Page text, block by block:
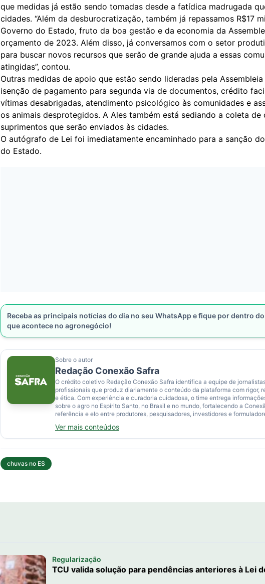
que medidas já estão sendo tomadas desde a fatídica madrugada
cidades. “Além da desburocratização, também já repassamos R$17
Governo do Estado, fruto da boa gestão e da economia da
orçamento de 2023. Além disso, já conversamos com o setor
para buscar novos recursos que serão de grande ajuda a essas
atingidas”, contou.
Outras medidas de apoio que estão sendo lideradas pela Assembleia
isenção de pagamento para segunda via de documentos, crédito
vítimas desabrigadas, atendimento psicológico às comunidades e
os animais desprotegidos. A Ales também está sediando a coleta de
suprimentos que serão enviados às cidades.
O autógrafo de Lei foi imediatamente encaminhado para a sanção
do Estado.
Receba as principais notícias do dia no seu WhatsApp e fique por dentro do
que acontece no agronegócio!
Sobre o autor
Redação Conexão Safra
O crédito coletivo Redação Conexão Safra identifica a equipe de
profissionais que produz diariamente o conteúdo da plataforma com rigor,
e ética. Com experiência e curadoria cuidadosa, o time entrega
sobre o agro no Espírito Santo, no Brasil e no mundo, fortalecendo a
referência e elo entre produtores, pesquisadores, investidores e
Ver mais conteúdos
chuvas no ES
Regularização
TCU valida solução para pendências anteriores à Lei